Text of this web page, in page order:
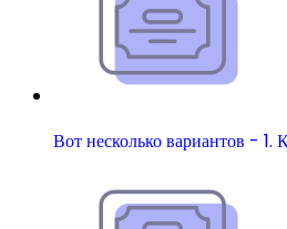
Вот несколько вариантов - 1.